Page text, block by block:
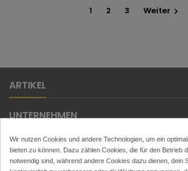
1 2 3 Weiter 
ARTIKEL
UNTERNEHMEN
IHR KONTO
Wir nutzen Cookies und andere Technologien, um ein
bieten zu können. Dazu zählen Cookies, die für den Betrieb
notwendig sind, während andere Cookies dazu dienen, dein